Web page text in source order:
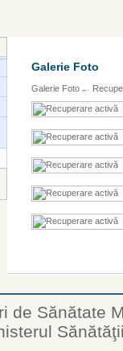
Galerie Foto
Galerie Foto
de Sănătate